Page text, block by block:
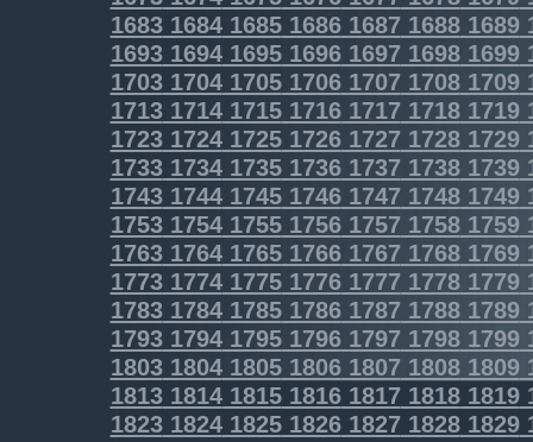
1683168416851686168716881689
16931694169516961697 16981699
17031704170517061707 17081709
1713171417151716171717181719
17231724172517261727 17281729
17331734173517361737 17381739
17431744174517461747 17481749
17531754175517561757 17581759
17631764176517661767 17681769
17731774177517761777 17781779
17831784178517861787 17881789
17931794179517961797 17981799
18031804180518061807 18081809
1813181418151816181718181819
1823182418251826182718281829